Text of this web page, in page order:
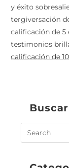
y éxito
tergiversación
calificación de
testimonios
calificación de
Buscar